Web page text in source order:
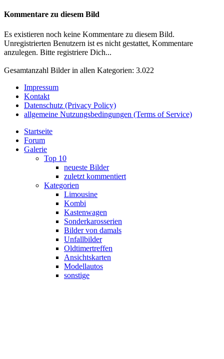
Kommentare zu diesem Bild
Es existieren noch keine Kommentare zu diesem Bild.
Unregistrierten Benutzern ist es nicht gestattet, Kommentare
anzulegen. Bitte registriere Dich...
Gesamtanzahl Bilder in allen Kategorien: 3.022
Impressum
Kontakt
Datenschutz (Privacy Policy)
allgemeine Nutzungsbedingungen (Terms of Service)
Startseite
Forum
Galerie
Top 10
neueste Bilder
zuletzt kommentiert
Kategorien
Limousine
Kombi
Kastenwagen
Sonderkarosserien
Bilder von damals
Unfallbilder
Oldtimertreffen
Ansichtskarten
Modellautos
sonstige